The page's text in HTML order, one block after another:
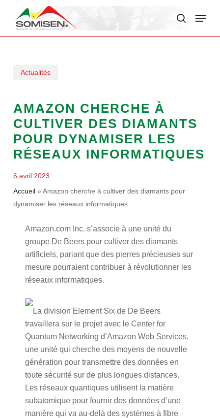
Menu
Actualités
AMAZON CHERCHE À
CULTIVER DES DIAMANTS
POUR DYNAMISER LES
RÉSEAUX INFORMATIQUES
6 avril 2023
Accueil» Amazon cherche à cultiver des diamants pour
dynamiser les réseaux informatiques
Amazon.com Inc. s’associe à une unité du
groupe De Beers pour cultiver des diamants
artificiels, pariant que des pierres précieuses sur
mesure pourraient contribuer à révolutionner les
réseaux informatiques.
La division Element Six de De Beers
travaillera sur le projet avec le Center for
Quantum Networking d’Amazon Web Services,
une unité qui cherche des moyens de nouvelle
génération pour transmettre des données en
toute sécurité sur de plus longues distances.
Les réseaux quantiques utilisent la matière
subatomique pour fournir des données d’une
manière qui va au-delà des systèmes à fibre